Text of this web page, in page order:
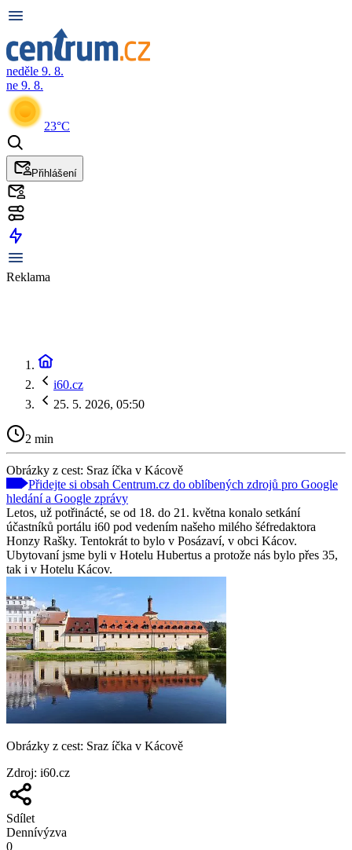
neděle 9. 8.
ne 9. 8.
23°C
Přihlášení
Reklama
i60.cz
25. 5. 2026, 05:50
2 min
Obrázky z cest: Sraz íčka v Kácově
Přidejte si obsah Centrum.cz do oblíbených zdrojů pro Google
hledání a Google zprávy
Letos, už potřinácté, se od 18. do 21. května konalo setkání
účastníků portálu i60 pod vedením našeho milého šéfredaktora
Honzy Rašky. Tentokrát to bylo v Posázaví, v obci Kácov.
Ubytovaní jsme byli v Hotelu Hubertus a protože nás bylo přes 35,
tak i v Hotelu Kácov.
Obrázky z cest: Sraz íčka v Kácově
Zdroj: i60.cz
Sdílet
Dennívýzva
0